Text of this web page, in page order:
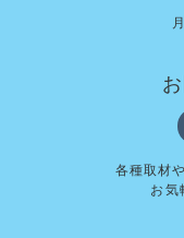
各種取材
お気